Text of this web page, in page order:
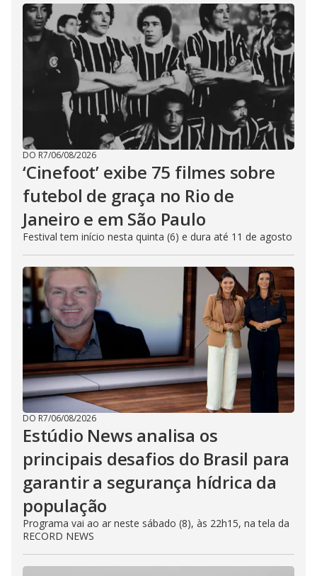
DO R7/06/08/2026
‘Cinefoot’ exibe 75 filmes sobre
futebol de graça no Rio de
Janeiro e em São Paulo
Festival tem início nesta quinta (6) e dura até 11 de agosto
DO R7/06/08/2026
Estúdio News analisa os
principais desafios do Brasil para
garantir a segurança hídrica da
população
Programa vai ao ar neste sábado (8), às 22h15, na tela da
RECORD NEWS